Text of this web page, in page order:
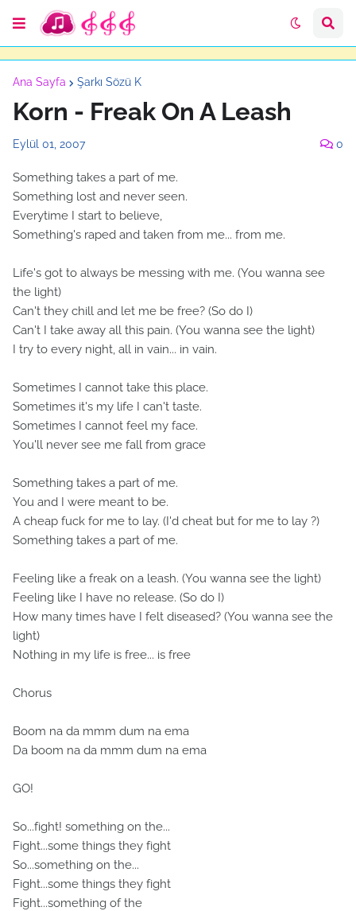
Ana Sayfa Şarkı Sözü K
Korn - Freak On A Leash
Eylül 01, 2007 0
Something takes a part of me.
Something lost and never seen.
Everytime I start to believe,
Something's raped and taken from me... from me.
Life's got to always be messing with me. (You wanna see
the light)
Can't they chill and let me be free? (So do I)
Can't I take away all this pain. (You wanna see the light)
I try to every night, all in vain... in vain.
Sometimes I cannot take this place.
Sometimes it's my life I can't taste.
Sometimes I cannot feel my face.
You'll never see me fall from grace
Something takes a part of me.
You and I were meant to be.
A cheap fuck for me to lay. (I'd cheat but for me to lay ?)
Something takes a part of me.
Feeling like a freak on a leash. (You wanna see the light)
Feeling like I have no release. (So do I)
How many times have I felt diseased? (You wanna see the
light)
Nothing in my life is free... is free
Chorus
Boom na da mmm dum na ema
Da boom na da mmm dum na ema
GO!
So...fight! something on the...
Fight...some things they fight
So...something on the...
Fight...some things they fight
Fight...something of the